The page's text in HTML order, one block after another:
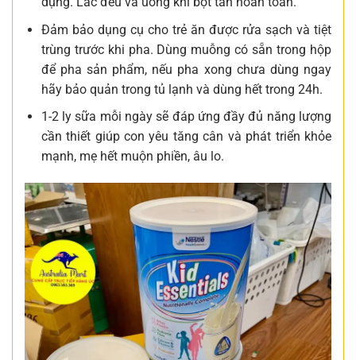
Đảm bảo dụng cụ cho trẻ ăn được rửa sạch và tiệt
trùng trước khi pha. Dùng muỗng có sẵn trong hộp
để pha sản phẩm, nếu pha xong chưa dùng ngay
hãy bảo quản trong tủ lạnh và dùng hết trong 24h.
1-2 ly sữa mỗi ngày sẽ đáp ứng đầy đủ năng lượng
cần thiết giúp con yêu tăng cân và phát triển khỏe
mạnh, mẹ hết muộn phiền, âu lo.